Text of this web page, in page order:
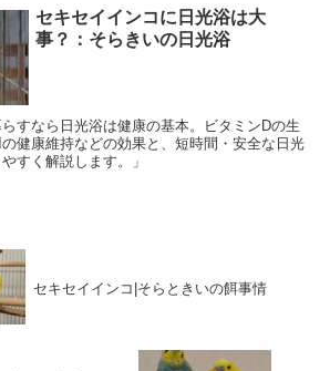
セキセイインコに日光浴は大
事？：そらきいの日光浴
らすなら日光浴は健康の基本。ビタミンDの生
健康維持などの効果と、短時間・安全な日光
すく解説します。」
セキセイインコ|そらときいの餌事情